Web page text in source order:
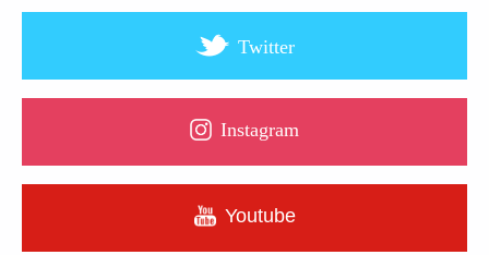
Twitter
Instagram
Youtube